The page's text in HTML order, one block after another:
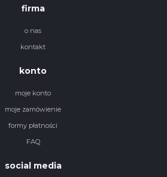
firma
o nas
kontakt
konto
moje konto
moje zamówienie
formy płatności
FAQ
social media